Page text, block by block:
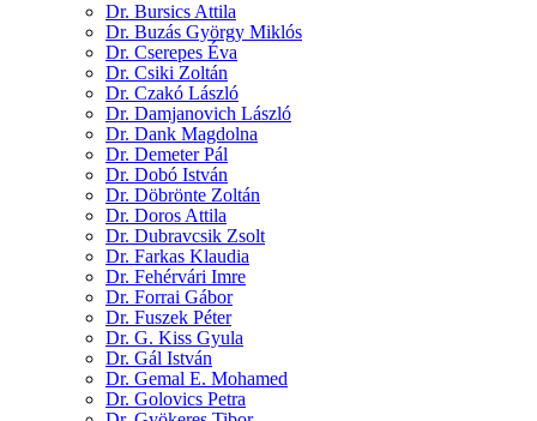
Dr. Bursics Attila
Dr. Buzás György Miklós
Dr. Cserepes Éva
Dr. Csiki Zoltán
Dr. Czakó László
Dr. Damjanovich László
Dr. Dank Magdolna
Dr. Demeter Pál
Dr. Dobó István
Dr. Döbrönte Zoltán
Dr. Doros Attila
Dr. Dubravcsik Zsolt
Dr. Farkas Klaudia
Dr. Fehérvári Imre
Dr. Forrai Gábor
Dr. Fuszek Péter
Dr. G. Kiss Gyula
Dr. Gál István
Dr. Gemal E. Mohamed
Dr. Golovics Petra